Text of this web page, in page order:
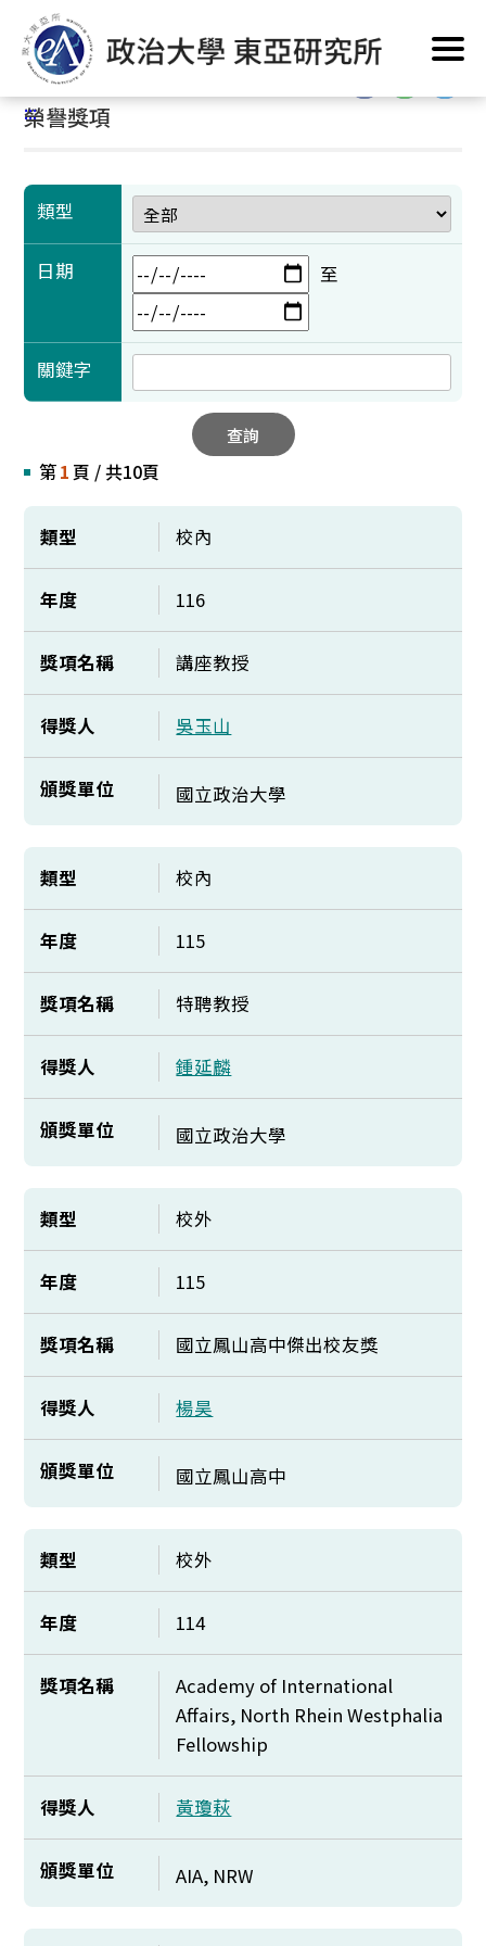
到
要
內
塊
首頁/
:::
:::
榮譽獎項
類型
日期 至
關鍵字
查詢
第1 頁 / 共10頁
類型 校內
年度 116
獎項名稱 講座教授
得獎人 吳玉山
頒獎單位 國立政治大學
類型 校內
年度 115
獎項名稱 特聘教授
得獎人 鍾延麟
頒獎單位 國立政治大學
類型 校外
年度 115
獎項名稱 國立鳳山高中傑出校友獎
得獎人 楊昊
頒獎單位 國立鳳山高中
類型 校外
年度 114
獎項名稱
Academy of International
Affairs, North Rhein Westphalia
Fellowship
得獎人 黃瓊萩
頒獎單位 AIA, NRW